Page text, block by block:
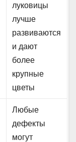
луковицы
лучше
развиваются
и дают
более
крупные
цветы
Любые
дефекты
могут